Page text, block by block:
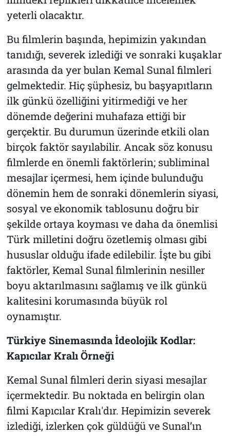
yeterli olacaktır.
Bu filmlerin başında, hepimizin yakından
tanıdığı, severek izlediği ve sonraki kuşaklar
arasında da yer bulan Kemal Sunal filmleri
gelmektedir. Hiç şüphesiz, bu başyapıtların
ilk günkü özelliğini yitirmediği ve her
dönemde değerini muhafaza ettiği bir
gerçektir. Bu durumun üzerinde etkili olan
birçok faktör sayılabilir. Ancak söz konusu
filmlerde en önemli faktörlerin; subliminal
mesajlar içermesi, hem içinde bulunduğu
dönemin hem de sonraki dönemlerin siyasi,
sosyal ve ekonomik tablosunu doğru bir
şekilde ortaya koyması ve daha da önemlisi
Türk milletini doğru özetlemiş olması gibi
hususlar olduğu ifade edilebilir. İşte bu gibi
faktörler, Kemal Sunal filmlerinin nesiller
boyu aktarılmasını sağlamış ve ilk günkü
kalitesini korumasında büyük rol
oynamıştır.
Türkiye Sinemasında İdeolojik Kodlar:
Kapıcılar KralıÖrneği
Kemal Sunal filmleri derin siyasi mesajlar
içermektedir. Bu noktada en belirgin olan
filmiKapıcılar Kralı'dır. Hepimizin severek
izlediği, izlerken çok güldüğü ve Sunal’ın